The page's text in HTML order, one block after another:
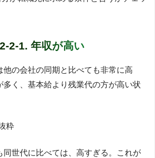
2-2-1. 年収が高い
他の会社の同期と比べても非常に高
多く、基本給より残業代の方が高い状
粋
同世代に比べては、高すぎる。これが